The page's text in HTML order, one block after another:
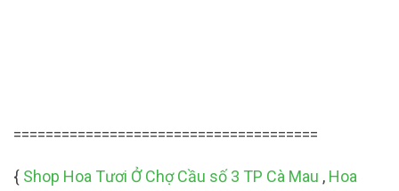
======================================
{ Shop Hoa Tươi Ở Chợ Cầu số 3 TP Cà Mau , Hoa